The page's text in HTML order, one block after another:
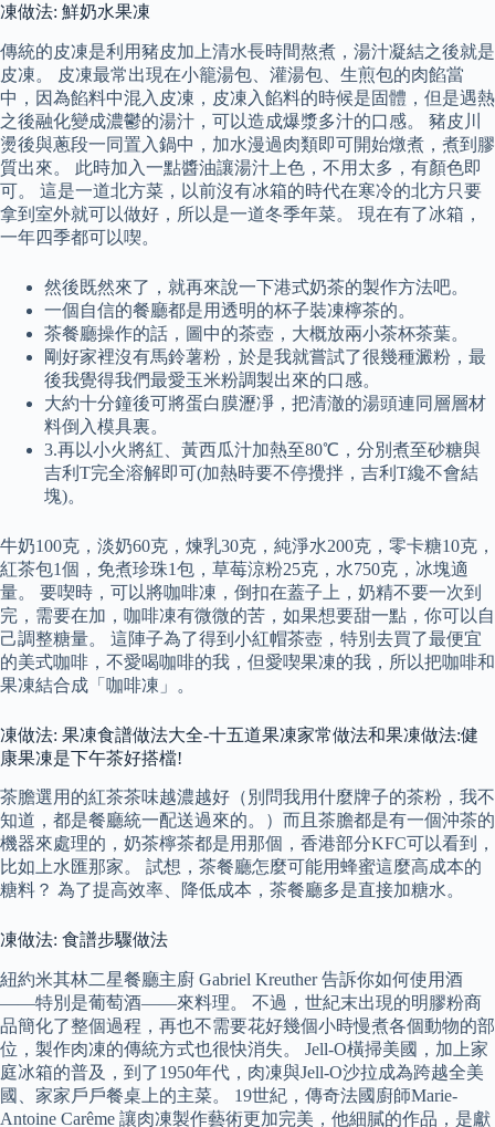
凍做法: 鮮奶水果凍
傳統的皮凍是利用豬皮加上清水長時間熬煮，湯汁凝結之後就是
皮凍。 皮凍最常出現在小籠湯包、灌湯包、生煎包的肉餡當
中，因為餡料中混入皮凍，皮凍入餡料的時候是固體，但是遇熱
之後融化變成濃鬱的湯汁，可以造成爆漿多汁的口感。 豬皮川
燙後與蔥段一同置入鍋中，加水漫過肉類即可開始燉煮，煮到膠
質出來。 此時加入一點醬油讓湯汁上色，不用太多，有顏色即
可。 這是一道北方菜，以前沒有冰箱的時代在寒冷的北方只要
拿到室外就可以做好，所以是一道冬季年菜。 現在有了冰箱，
一年四季都可以喫。
然後既然來了，就再來說一下港式奶茶的製作方法吧。
一個自信的餐廳都是用透明的杯子裝凍檸茶的。
茶餐廳操作的話，圖中的茶壺，大概放兩小茶杯茶葉。
剛好家裡沒有馬鈴薯粉，於是我就嘗試了很幾種澱粉，最
後我覺得我們最愛玉米粉調製出來的口感。
大約十分鐘後可將蛋白膜瀝凈，把清澈的湯頭連同層層材
料倒入模具裏。
3.再以小火將紅、黃西瓜汁加熱至80℃，分別煮至砂糖與
吉利T完全溶解即可(加熱時要不停攪拌，吉利T纔不會結
塊)。
牛奶100克，淡奶60克，煉乳30克，純淨水200克，零卡糖10克，
紅茶包1個，免煮珍珠1包，草莓涼粉25克，水750克，冰塊適
量。 要喫時，可以將咖啡凍，倒扣在蓋子上，奶精不要一次到
完，需要在加，咖啡凍有微微的苦，如果想要甜一點，你可以自
己調整糖量。 這陣子為了得到小紅帽茶壺，特別去買了最便宜
的美式咖啡，不愛喝咖啡的我，但愛喫果凍的我，所以把咖啡和
果凍結合成「咖啡凍」。
凍做法: 果凍食譜做法大全-十五道果凍家常做法和果凍做法:健
康果凍是下午茶好搭檔!
茶膽選用的紅茶茶味越濃越好（別問我用什麼牌子的茶粉，我不
知道，都是餐廳統一配送過來的。）而且茶膽都是有一個沖茶的
機器來處理的，奶茶檸茶都是用那個，香港部分KFC可以看到，
比如上水匯那家。 試想，茶餐廳怎麼可能用蜂蜜這麼高成本的
糖料？ 為了提高效率、降低成本，茶餐廳多是直接加糖水。
凍做法: 食譜步驟做法
紐約米其林二星餐廳主廚 Gabriel Kreuther 告訴你如何使用酒
——特別是葡萄酒——來料理。 不過，世紀末出現的明膠粉商
品簡化了整個過程，再也不需要花好幾個小時慢煮各個動物的部
位，製作肉凍的傳統方式也很快消失。 Jell-O橫掃美國，加上家
庭冰箱的普及，到了1950年代，肉凍與Jell-O沙拉成為跨越全美
國、家家戶戶餐桌上的主菜。 19世紀，傳奇法國廚師Marie-
Antoine Carême 讓肉凍製作藝術更加完美，他細膩的作品，是獻